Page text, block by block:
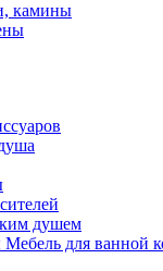
камины
душем
Мебель для ванной